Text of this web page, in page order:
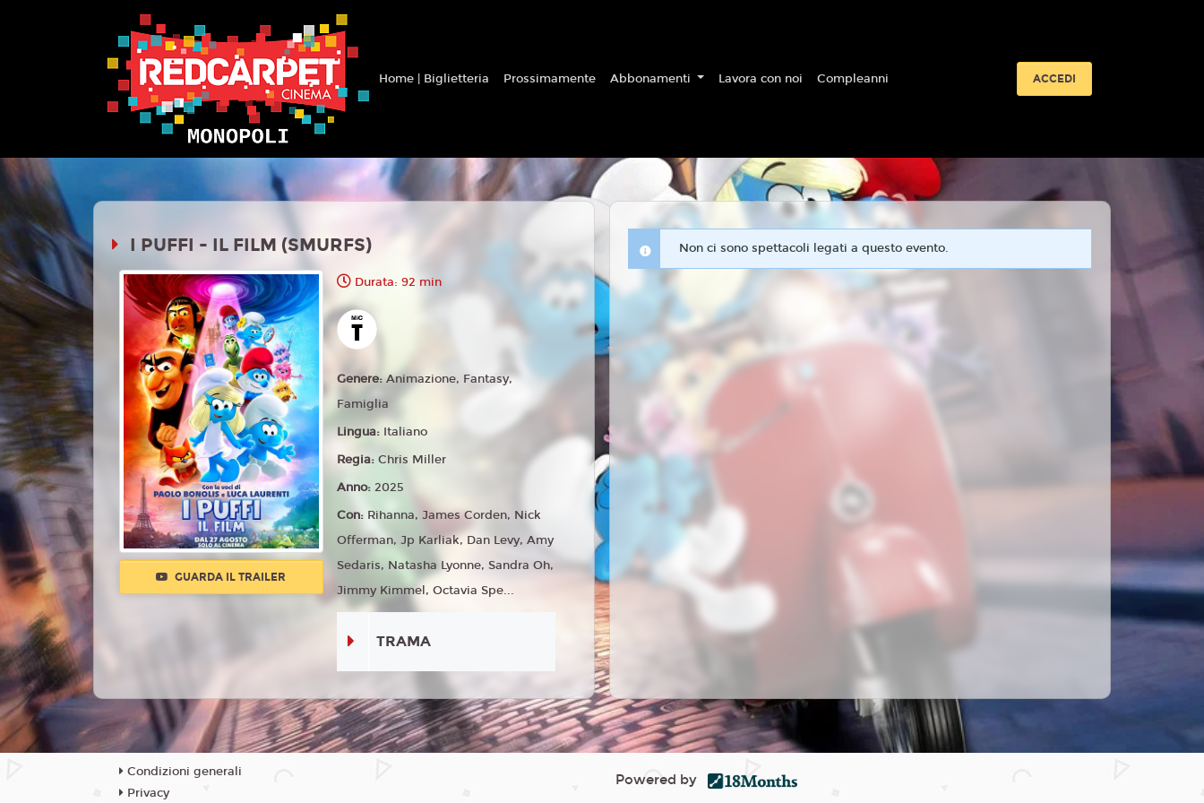
Home | Biglietteria Prossimamente Abbonamenti Lavora con noi Compleanni ACCEDI
I PUFFI - IL FILM (SMURFS)
GUARDA IL TRAILER
Durata: 92 min
Genere:Animazione, Fantasy,
Famiglia
Lingua: Italiano
Regia:Chris Miller
Anno:2025
Con: Rihanna, James Corden, Nick
Offerman, Jp Karliak, Dan Levy, Amy
Sedaris, Natasha Lyonne, Sandra Oh,
Jimmy Kimmel, Octavia Spe...
TRAMA
Non ci sono spettacoli legati a questo evento.
Condizioni generali
Privacy
Powered by